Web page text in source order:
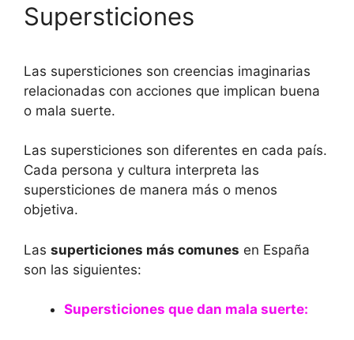
Supersticiones
Las supersticiones son creencias imaginarias
relacionadas con acciones que implican buena
o mala suerte.
Las supersticiones son diferentes en cada país.
Cada persona y cultura interpreta las
supersticiones de manera más o menos
objetiva.
Las superticiones más comunes en España
son las siguientes:
Supersticiones que dan mala suerte: